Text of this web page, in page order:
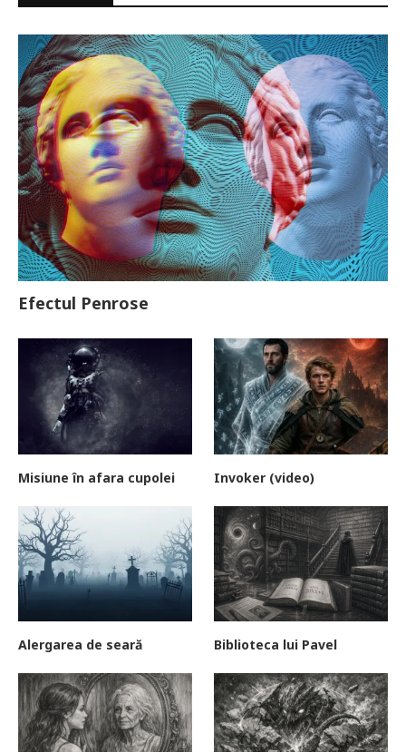
Efectul Penrose
Misiune în afara cupolei Invoker (video)
Alergarea de seară Biblioteca lui Pavel